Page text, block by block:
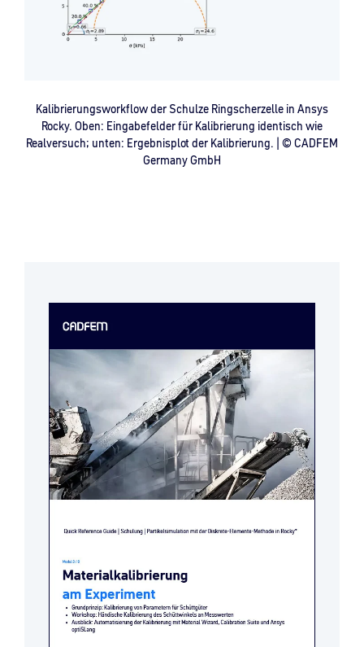
Kalibrierungsworkflow der Schulze Ringscherzelle in Ansys
Rocky. Oben: Eingabefelder für Kalibrierung identisch wie
Realversuch; unten: Ergebnisplot der Kalibrierung. | © CADFEM
Germany GmbH